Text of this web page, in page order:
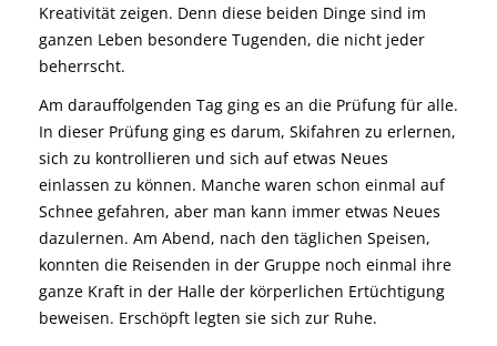
Kreativität zeigen. Denn diese beiden Dinge sind im
ganzen Leben besondere Tugenden, die nicht jeder
beherrscht.
Am darauffolgenden Tag ging es an die Prüfung für alle.
In dieser Prüfung ging es darum, Skifahren zu erlernen,
sich zu kontrollieren und sich auf etwas Neues
einlassen zu können. Manche waren schon einmal auf
Schnee gefahren, aber man kann immer etwas Neues
dazulernen. Am Abend, nach den täglichen Speisen,
konnten die Reisenden in der Gruppe noch einmal ihre
ganze Kraft in der Halle der körperlichen Ertüchtigung
beweisen. Erschöpft legten sie sich zur Ruhe.